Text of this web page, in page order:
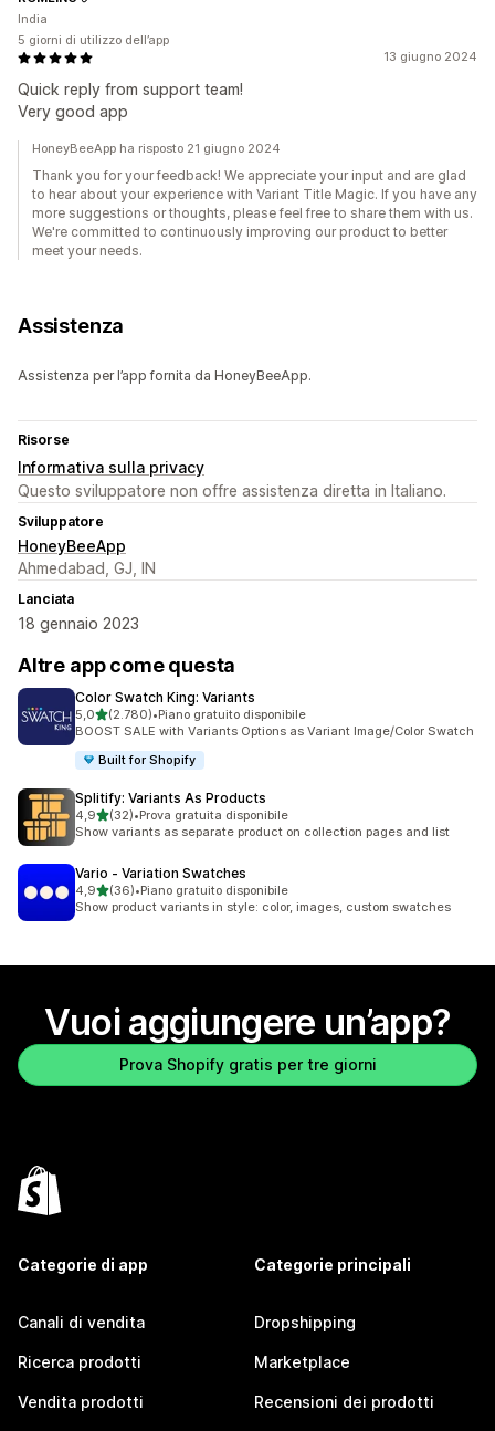
13 giugno 2024
Quick reply from support team!
Very good app
India
5 giorni di utilizzo dell’app
HoneyBeeApp ha risposto 21 giugno 2024
Thank you for your feedback! We appreciate your input and are glad
to hear about your experience with Variant Title Magic. If you have any
more suggestions or thoughts, please feel free to share them with us.
We're committed to continuously improving our product to better
meet your needs.
Assistenza
Assistenza per l’app fornita da HoneyBeeApp.
Risorse
Informativa sulla privacy
Questo sviluppatore non offre assistenza diretta in Italiano.
Sviluppatore
HoneyBeeApp
Ahmedabad, GJ, IN
Lanciata
18 gennaio 2023
Altre app come questa
Color Swatch King: Variants
5,0stelle su 5
(2.780)
2780 recensioni totali
•Piano gratuito disponibile
BOOST SALE with Variants Options as Variant Image/Color Swatch
Built for Shopify
Splitify: Variants As Products
4,9stelle su 5
(32)
32 recensioni totali
•Prova gratuita disponibile
Show variants as separate product on collection pages and list
Vario ‑ Variation Swatches
4,9stelle su 5
(36)
36 recensioni totali
•Piano gratuito disponibile
Show product variants in style: color, images, custom swatches
Vuoi aggiungere un’app?
Prova Shopify gratis per tre giorni
Categorie di app
Canali di vendita
Ricerca prodotti
Vendita prodotti
Categorie principali
Dropshipping
Marketplace
Recensioni dei prodotti